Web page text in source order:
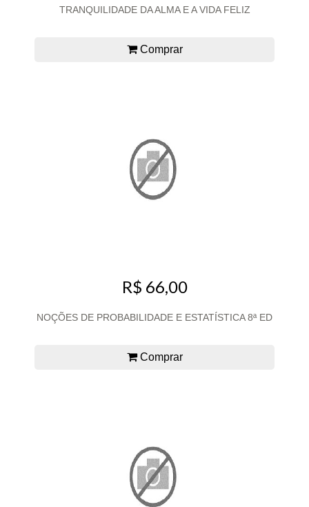
TRANQUILIDADE DA ALMA E A VIDA FELIZ
Comprar
R$ 66,00
NOÇÕES DE PROBABILIDADE E ESTATÍSTICA 8ª ED
Comprar